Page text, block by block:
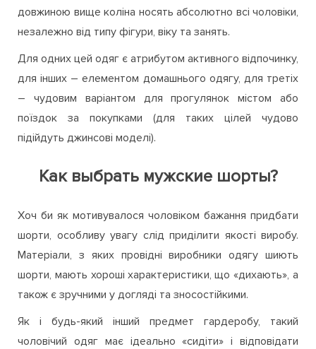
довжиною вище коліна носять абсолютно всі чоловіки,
незалежно від типу фігури, віку та занять.
Для одних цей одяг є атрибутом активного відпочинку,
для інших – елементом домашнього одягу, для третіх
– чудовим варіантом для прогулянок містом або
поїздок за покупками (для таких цілей чудово
підійдуть джинсові моделі).
Как выбрать мужские шорты?
Хоч би як мотивувалося чоловіком бажання придбати
шорти, особливу увагу слід приділити якості виробу.
Матеріали, з яких провідні виробники одягу шиють
шорти, мають хороші характеристики, що «дихають», а
також є зручними у догляді та зносостійкими.
Як і будь-який інший предмет гардеробу, такий
чоловічий одяг має ідеально «сидіти» і відповідати